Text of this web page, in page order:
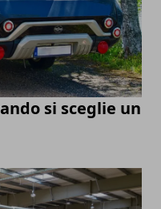
si sceglie un